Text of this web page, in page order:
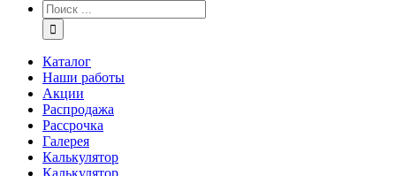
Каталог
Наши работы
Акции
Распродажа
Рассрочка
Галерея
Калькулятор
Калькулятор